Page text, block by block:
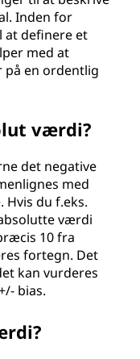
Inden for
at definere et
med at
på en ordentlig
værdi?
det negative
med
du f.eks.
værdi
10 fra
fortegn. Det
kan vurderes
bias.